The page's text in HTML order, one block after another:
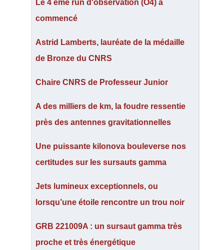
Le 4 ème run d'observation (O4) a
commencé
Astrid Lamberts, lauréate de la médaille
de Bronze du CNRS
Chaire CNRS de Professeur Junior
A des milliers de km, la foudre ressentie
près des antennes gravitationnelles
Une puissante kilonova bouleverse nos
certitudes sur les sursauts gamma
Jets lumineux exceptionnels, ou
lorsqu’une étoile rencontre un trou noir
GRB 221009A : un sursaut gamma très
proche et très énergétique